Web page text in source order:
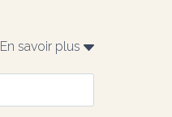
En savoir plus